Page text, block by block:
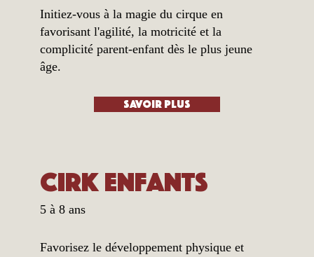
Initiez-vous à la magie du cirque en
favorisant l'agilité, la motricité et la
complicité parent-enfant dès le plus jeune
âge.
Savoir plus
Cirk Enfants
5 à 8 ans
Favorisez le développement physique et